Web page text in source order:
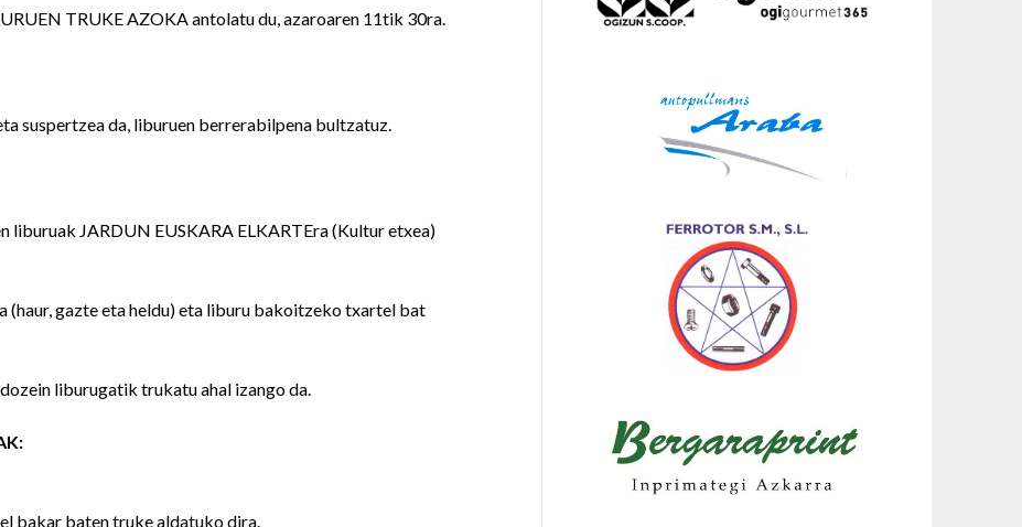
TRUKE AZOKA antolatu du, azaroaren 11tik 30ra.
suspertzea da, liburuen berrerabilpena bultzatuz.
liburuak JARDUN EUSKARA ELKARTEra (Kultur etxea)
(haur, gazte eta heldu) eta liburu bakoitzeko txartel bat
liburugatik trukatu ahal izango da.
bakar baten truke aldatuko dira.